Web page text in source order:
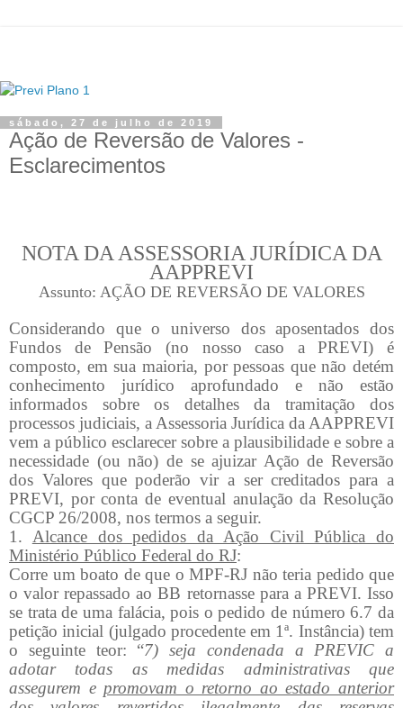
sábado, 27 de julho de 2019
Ação de Reversão de Valores -
Esclarecimentos
NOTA DA ASSESSORIA JURÍDICA DA
AAPPREVI
Assunto: AÇÃO DE REVERSÃO DE VALORES
Considerando que o universo dos aposentados dos
Fundos de Pensão (no nosso caso a PREVI) é
composto, em sua maioria, por pessoas que não detém
conhecimento jurídico aprofundado e não estão
informados sobre os detalhes da tramitação dos
processos judiciais, a Assessoria Jurídica da AAPPREVI
vem a público esclarecer sobre a plausibilidade e sobre a
necessidade (ou não) de se ajuizar Ação de Reversão
dos Valores que poderão vir a ser creditados para a
PREVI, por conta de eventual anulação da Resolução
CGCP 26/2008, nos termos a seguir.
1.
Alcance dos pedidos da Ação Civil Pública do
Ministério Público Federal do RJ:
Corre um boato de que o MPF-RJ não teria pedido que
o valor repassado ao BB retornasse para a PREVI. Isso
se trata de uma falácia, pois o pedido de número 6.7 da
petição inicial (julgado procedente em 1ª. Instância) tem
o seguinte teor: “7) seja condenada a PREVIC a
adotar todas as medidas administrativas que
assegurem e promovam o retorno ao estado anterior